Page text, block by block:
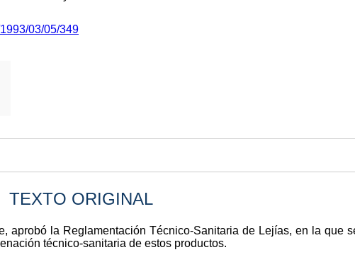
03/05/349
TEXTO ORIGINAL
aprobó la Reglamentación Técnico-Sanitaria de Lejías, en la que
técnico-sanitaria de estos productos.